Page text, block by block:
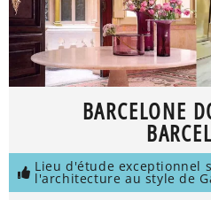
BARCELONE
Lieu d'étude exceptionnel
l'architecture au style de